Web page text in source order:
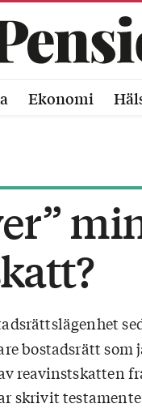
Ekonomi
bostadsrätt som
reavinstskatten
skrivit